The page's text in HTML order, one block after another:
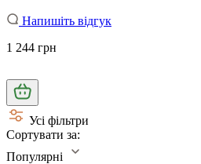
Напишіть відгук
1 244 грн
Усі фільтри
Сортувати за:
Популярні